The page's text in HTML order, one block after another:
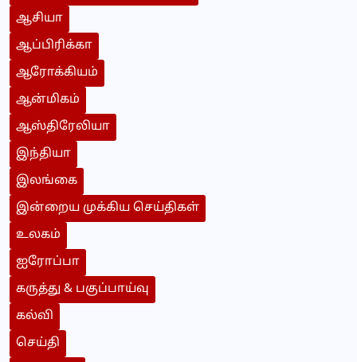
ஆசியா
ஆப்பிரிக்கா
ஆரோக்கியம்
ஆன்மிகம்
ஆஸ்திரேலியா
இந்தியா
இலங்கை
இன்றைய முக்கிய செய்திகள்
உலகம்
ஐரோப்பா
கருத்து & பகுப்பாய்வு
கல்வி
செய்தி